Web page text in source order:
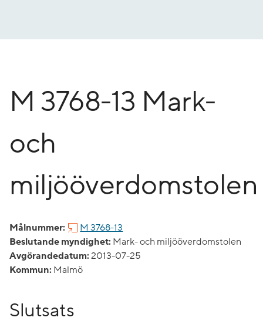
M 3768-13 Mark-
och
miljööverdomstolen
Målnummer:
M 3768-13
Beslutande myndighet: Mark- och miljööverdomstolen
Avgörandedatum:2013-07-25
Kommun: Malmö
Slutsats